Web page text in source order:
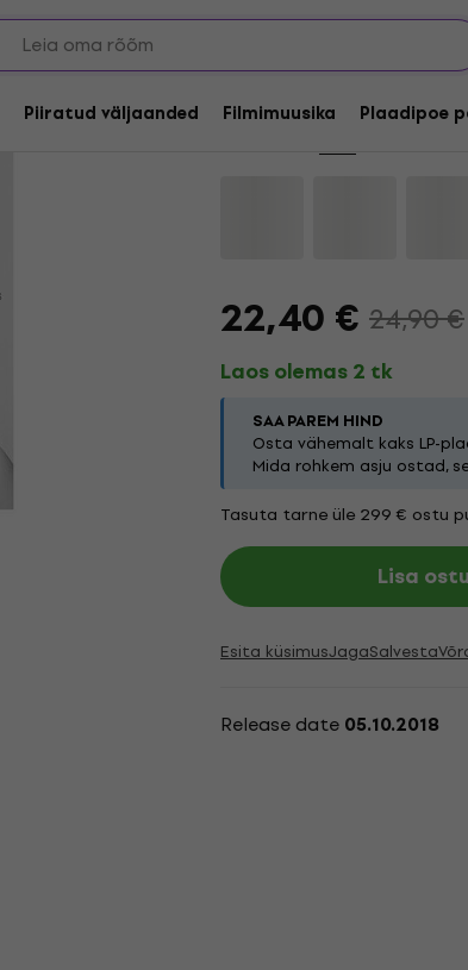
Piiratud väljaanded Filmimuusika Plaadipoe
Allahindlus
Joris - Schrei Es
22,40 € 24,90 €
Laos olemas 2 tk
SAA PAREM HIND
Osta vähemalt kaks LP-
Mida rohkem asju ostad,
Tasuta tarne üle 299 € ostu
Lisa
Esita küsimusJagaSalvesta
Release date 05.10.2018